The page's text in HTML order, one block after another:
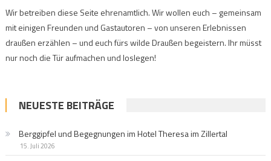
Wir betreiben diese Seite ehrenamtlich. Wir wollen euch – gemeinsam
mit einigen Freunden und Gastautoren – von unseren Erlebnissen
draußen erzählen – und euch fürs wilde Draußen begeistern. Ihr müsst
nur noch die Tür aufmachen und loslegen!
NEUESTE BEITRÄGE
Berggipfel und Begegnungen im Hotel Theresa im Zillertal
15. Juli 2026